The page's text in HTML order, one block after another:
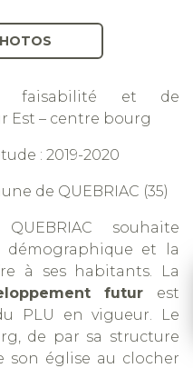
faisabilité et de
Est – centre bourg
: 2019-2020
de QUEBRIAC (35)
souhaite
démographique et la
à ses habitants. La
futur est
PLU en vigueur. Le
de par sa structure
son église au clocher